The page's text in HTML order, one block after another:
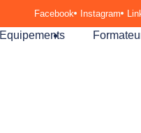
Facebook Instagram
Equipements